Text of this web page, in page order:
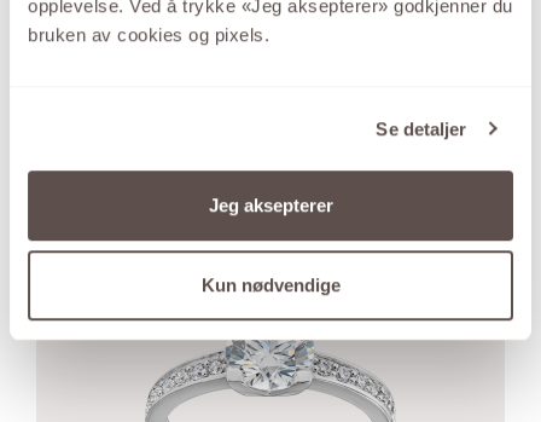
opplevelse. Ved å trykke «Jeg aksepterer» godkjenner du
bruken av cookies og pixels.
Se detaljer
Jeg aksepterer
Kun nødvendige
i størrelse fra 0,10 ct. til 2,00 ct. Nettbutikken viser
noen av størrelsene. Det komplette utvalget og